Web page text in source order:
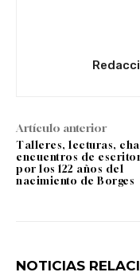
Artículo anterior
Talleres, lecturas,
encuentros de
por los 122 años del
nacimiento de Borges
NOTICIAS